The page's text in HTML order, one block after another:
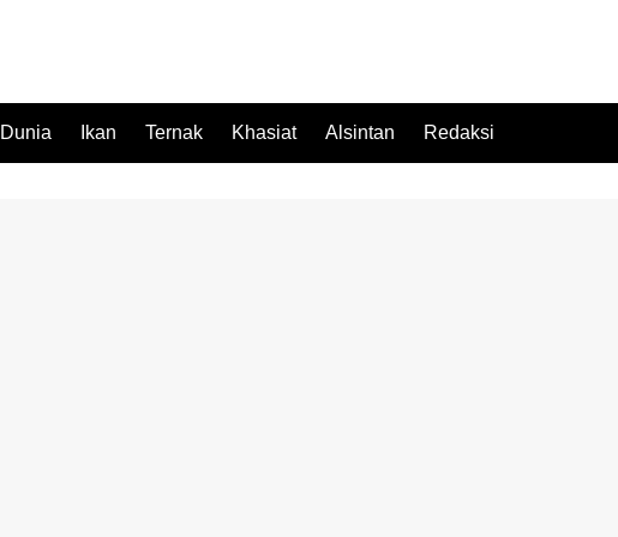
Ikan Ternak Khasiat Alsintan Redaksi